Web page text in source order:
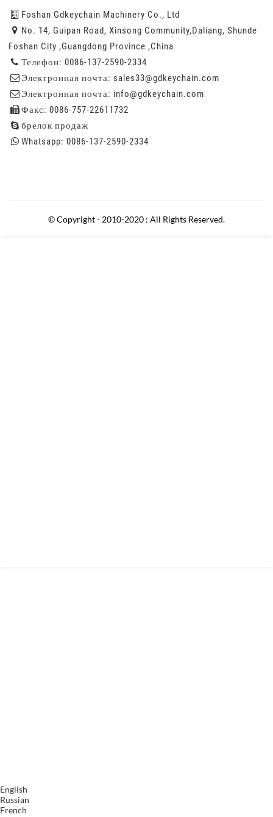
Foshan Gdkeychain Machinery Co., Ltd
No. 14, Guipan Road, Xinsong Community,Daliang, Shunde
Foshan City ,Guangdong Province ,China
Телефон: 0086-137-2590-2334
Электронная почта: sales33@gdkeychain.com
Электронная почта: info@gdkeychain.com
Факс: 0086-757-22611732
брелок продаж
Whatsapp: 0086-137-2590-2334
© Copyright - 2010-2020 : All Rights Reserved.
English
Russian
French